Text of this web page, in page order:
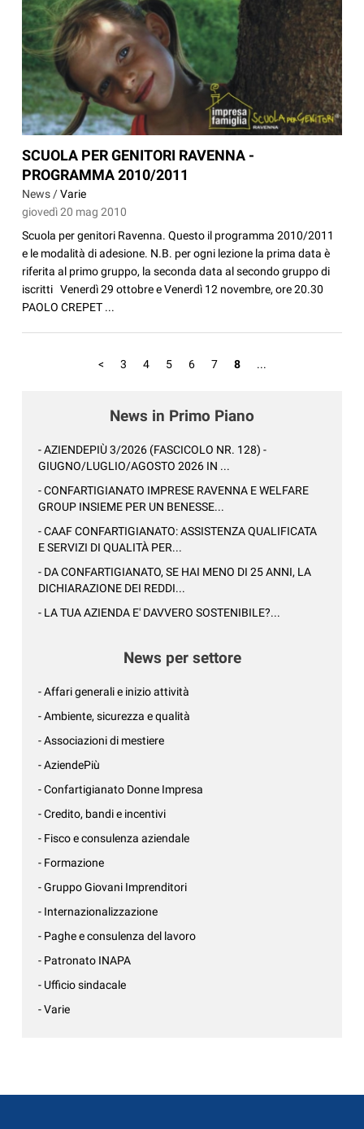
SCUOLA PER GENITORI RAVENNA -
PROGRAMMA 2010/2011
News /Varie
giovedì 20 mag 2010
Scuola per genitori Ravenna. Questo il programma 2010/2011
e le modalità di adesione. N.B. per ogni lezione la prima data è
riferita al primo gruppo, la seconda data al secondo gruppo di
iscritti Venerdì 29 ottobre e Venerdì 12 novembre, ore 20.30
PAOLO CREPET ...
< 3 4 5 6 7 8 ...
News in Primo Piano
- AZIENDEPIÙ 3/2026 (FASCICOLO NR. 128) -
GIUGNO/LUGLIO/AGOSTO 2026 IN ...
- CONFARTIGIANATO IMPRESE RAVENNA E WELFARE
GROUP INSIEME PER UN BENESSE...
- CAAF CONFARTIGIANATO: ASSISTENZA QUALIFICATA
E SERVIZI DI QUALITÀ PER...
- DA CONFARTIGIANATO, SE HAI MENO DI 25 ANNI, LA
DICHIARAZIONE DEI REDDI...
- LA TUA AZIENDA E' DAVVERO SOSTENIBILE?...
News per settore
- Affari generali e inizio attività
- Ambiente, sicurezza e qualità
- Associazioni di mestiere
- AziendePiù
- Confartigianato Donne Impresa
- Credito, bandi e incentivi
- Fisco e consulenza aziendale
- Formazione
- Gruppo Giovani Imprenditori
- Internazionalizzazione
- Paghe e consulenza del lavoro
- Patronato INAPA
- Ufficio sindacale
- Varie